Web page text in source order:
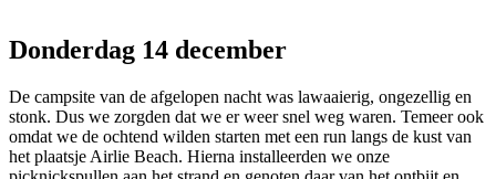
Donderdag 14 december
De campsite van de afgelopen nacht was lawaaierig, ongezellig en
stonk. Dus we zorgden dat we er weer snel weg waren. Temeer ook
omdat we de ochtend wilden starten met een run langs de kust van
het plaatsje Airlie Beach. Hierna installeerden we onze